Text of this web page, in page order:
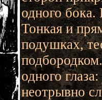
одного
Тонкая и
подушках,
одного
неотрывно